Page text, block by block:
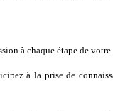
à chaque étape de
à la prise de